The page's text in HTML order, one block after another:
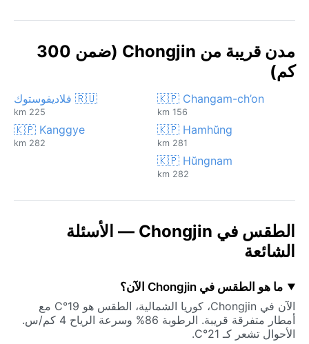
مدن قريبة من Chongjin (ضمن 300
كم)
🇰🇵 Changam-ch’on
156 km
🇷🇺 فلاديفوستوك
225 km
🇰🇵 Hamhŭng
281 km
🇰🇵 Kanggye
282 km
🇰🇵 Hŭngnam
282 km
الطقس في Chongjin — الأسئلة
الشائعة
ما هو الطقس في Chongjin الآن؟
الآن في Chongjin، كوريا الشمالية، الطقس هو 19°C مع
أمطار متفرقة قريبة. الرطوبة 86% وسرعة الرياح 4 كم/س.
الأحوال تشعر كـ 21°C.